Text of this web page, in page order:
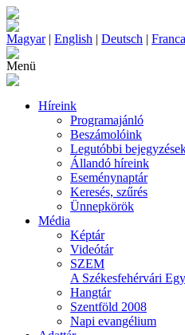
Magyar| English | Deutsch |
Menü
Híreink
Programajánló
Beszámolóink
Legutóbbi
Állandó híreink
Eseménynaptár
Keresés, szűrés
Ünnepkörök
Média
Képtár
Videótár
SZEM
A Székesfehérvári
Hangtár
Szentföld 2008
Napi evangélium